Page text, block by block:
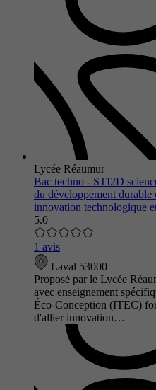
Lycée Réaumur
Bac techno - STI2D
du développement durable
innovation technologique
5.0
1 avis
Laval 53000
Proposé par le Lycée
avec enseignement
Éco-Conception (ITEC)
d'allier innovation…